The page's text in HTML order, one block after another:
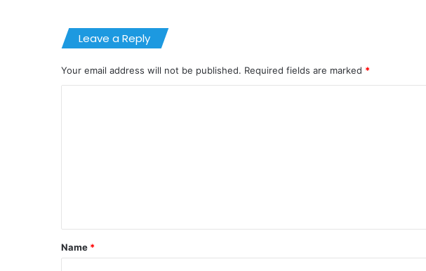
Leave a Reply
Your email address will not be published. Required fields are marked *
*
Name *